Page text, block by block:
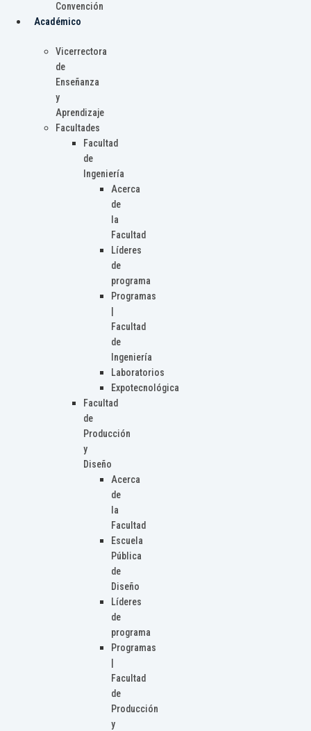
Convención
Académico
Vicerrectora
de
Enseñanza
y
Aprendizaje
Facultades
Facultad
de
Ingeniería
Acerca
de
la
Facultad
Líderes
de
programa
Programas
Facultad
de
Ingeniería
Laboratorios
Expotecnológica
Facultad
de
Producción
y
Diseño
Acerca
de
la
Facultad
Escuela
Pública
de
Diseño
Líderes
de
programa
Programas
Facultad
de
Producción
y